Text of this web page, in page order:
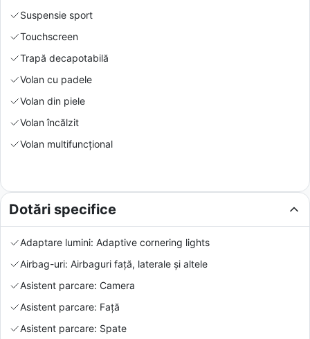
Suspensie sport
Touchscreen
Trapă decapotabilă
Volan cu padele
Volan din piele
Volan încălzit
Volan multifuncțional
Dotări specifice
Adaptare lumini: Adaptive cornering lights
Airbag-uri: Airbaguri față, laterale și altele
Asistent parcare: Camera
Asistent parcare: Față
Asistent parcare: Spate